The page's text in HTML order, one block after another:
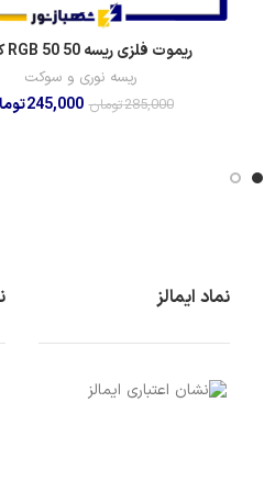
ریموت فلزی ریسه RGB 50 50 کد 61
ریسه نوری و سوکت
285,000تومان 245,000
نماد ایمالز